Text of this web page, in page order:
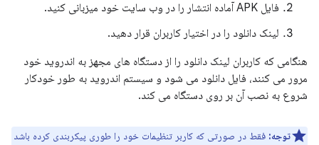
فایل APK آماده انتشار را در وب سایت خود میزبانی کنید.
لینک دانلود را در اختیار کاربران قرار دهید.
هنگامی که کاربران لینک دانلود را از دستگاه های مجهز به اندروید خود
مرور می کنند، فایل دانلود می شود و سیستم اندروید به طور خودکار
شروع به نصب آن بر روی دستگاه می کند.
توجه: فقط در صورتی که کاربر تنظیمات خود را طوری پیکربندی کرده باشد